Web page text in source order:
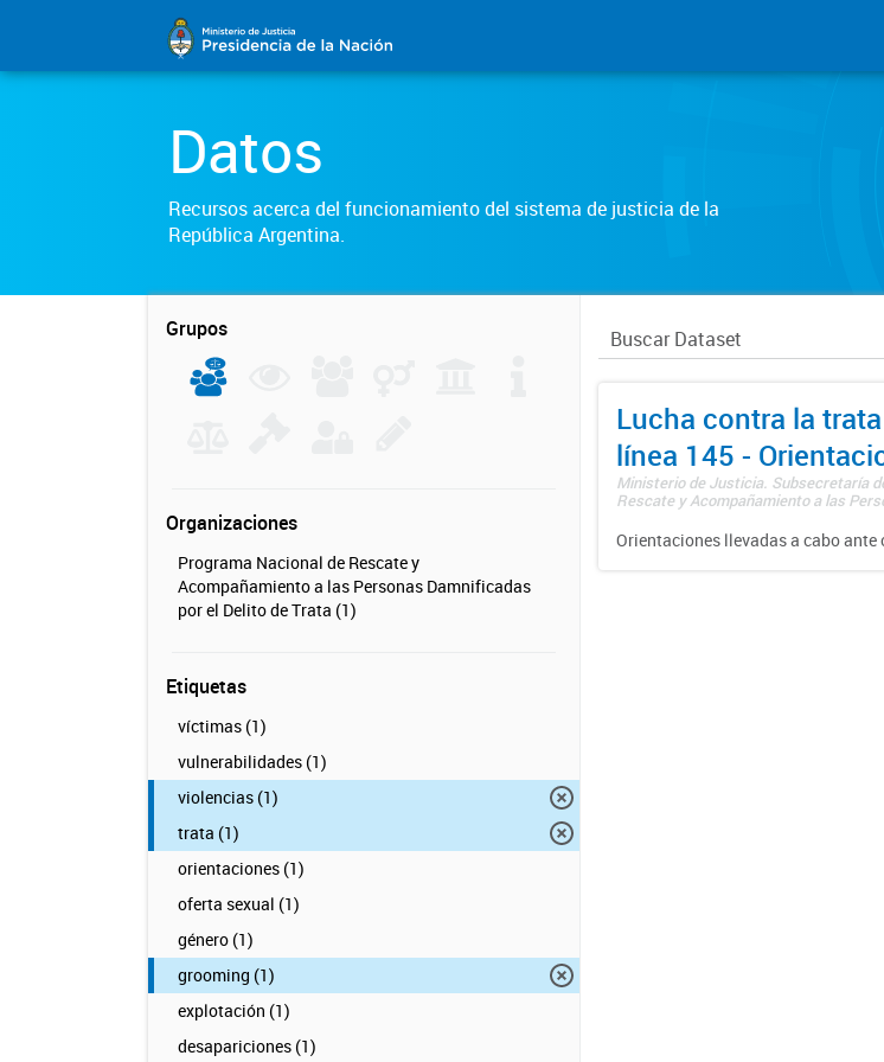
Datos
Recursos acerca del funcionamiento del sistema de justicia de la
República Argentina.
Grupos
Organizaciones
Programa Nacional de Rescate y
Acompañamiento a las Personas Damnificadas
por el Delito de Trata (1)
Etiquetas
víctimas (1)
vulnerabilidades (1)
violencias (1)
trata (1)
orientaciones (1)
oferta sexual (1)
género (1)
grooming (1)
explotación (1)
desapariciones (1)
Lucha contra la
línea 145 -
Ministerio de Justicia. Subsecretaría
Rescate y Acompañamiento a las
Orientaciones llevadas a cabo